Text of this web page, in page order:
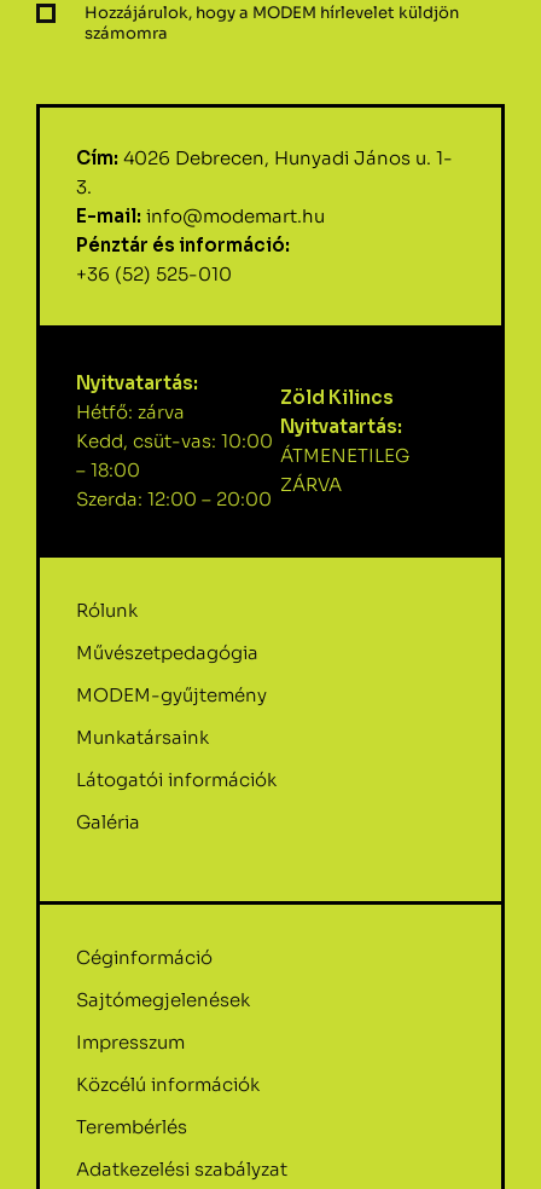
Hozzájárulok, hogy a MODEM hírlevelet küldjön
számomra
Cím: 4026 Debrecen, Hunyadi János u. 1-
3.
E-mail: info@modemart.hu
Pénztár és információ:
+36 (52) 525-010
Nyitvatartás:
Hétfő: zárva
Kedd, csüt-vas: 10:00
– 18:00
Szerda: 12:00 – 20:00
Zöld Kilincs
Nyitvatartás:
ÁTMENETILEG
ZÁRVA
Rólunk
Művészetpedagógia
MODEM-gyűjtemény
Munkatársaink
Látogatói információk
Galéria
Céginformáció
Sajtómegjelenések
Impresszum
Közcélú információk
Terembérlés
Adatkezelési szabályzat